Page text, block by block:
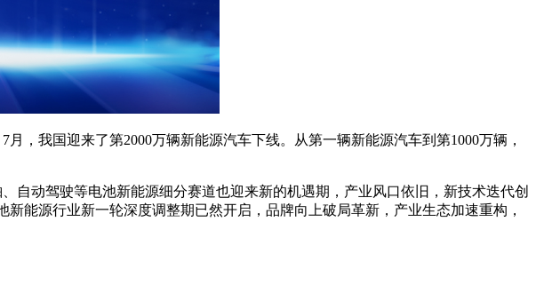
，我国迎来了第2000万辆新能源汽车下线。从第一辆新能源汽车到第1000万辆，
自动驾驶等电池新能源细分赛道也迎来新的机遇期，产业风口依旧，新技术迭代创
能源行业新一轮深度调整期已然开启，品牌向上破局革新，产业生态加速重构，